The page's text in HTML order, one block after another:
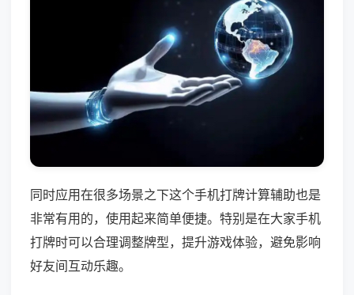
同时应用在很多场景之下这个手机打牌计算辅助也是
非常有用的，使用起来简单便捷。特别是在大家手机
打牌时可以合理调整牌型，提升游戏体验，避免影响
好友间互动乐趣。